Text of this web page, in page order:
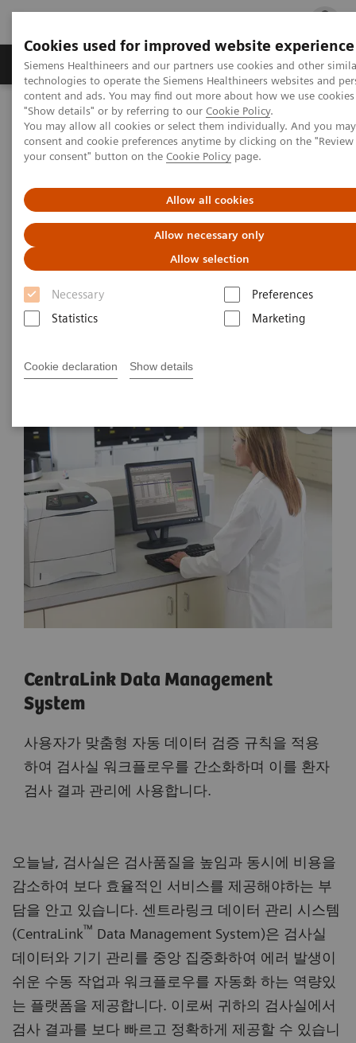
Cookies used for improved website experience
Siemens Healthineers and our partners use cookies and other
technologies to operate the Siemens Healthineers websites and
content and ads. You may find out more about how we use
"Show details" or by referring to our Cookie Policy.
You may allow all cookies or select them individually. And you
consent and cookie preferences anytime by clicking on the "Review
your consent" button on the Cookie Policy page.
Allow all cookies
Allow necessary only
Allow selection
Necessary
Preferences
Statistics
Marketing
Cookie declaration Show details
지멘스 헬시니어스(주) 채용 주요 제품
지멘스 헬시니어스(주)
Healthcare IT
Laboratory Diagnostics IT
Productivity Systems
CentraLink Data Management System
CentraLink Data Management
System
CentraLink 는 검사실 장비 및 자동화 트랙과 연
결되어 검사실 워크플로우 개선을 지원하는 데
이터관리시스템 입니다
CentraLink Data Management
System
사용자가 맞춤형 자동 데이터 검증 규칙을 적용
하여 검사실 워크플로우를 간소화하며 이를 환자
검사 결과 관리에 사용합니다.
오늘날, 검사실은 검사품질을 높임과 동시에 비용을
감소하여 보다 효율적인 서비스를 제공해야하는 부
담을 안고 있습니다. 센트라링크 데이터 관리 시스템
(CentraLink™ Data Management System)은 검사실
데이터와 기기 관리를 중앙 집중화하여 에러 발생이
쉬운 수동 작업과 워크플로우를 자동화 하는 역량있
는 플랫폼을 제공합니다. 이로써 귀하의 검사실에서
검사 결과를 보다 빠르고 정확하게 제공할 수 있습니